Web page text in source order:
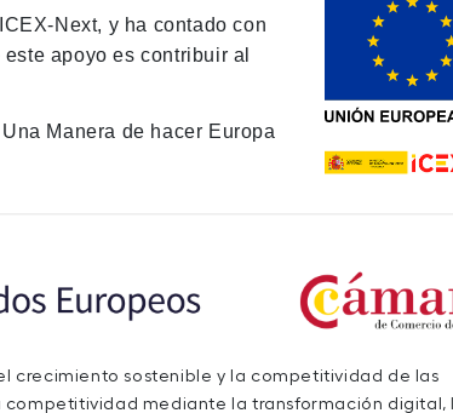
Next, y ha contado con
apoyo es contribuir al
Una Manera de hacer Europa
crecimiento sostenible y la competitividad de las
competitividad mediante la transformación digital,